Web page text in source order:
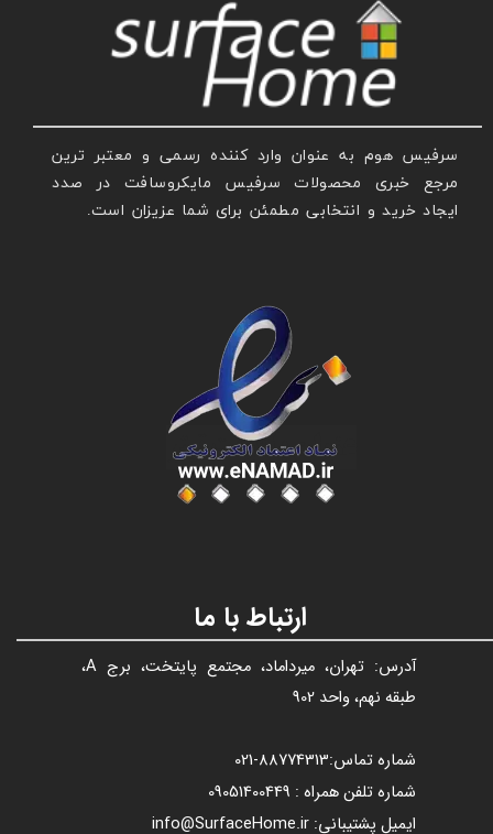
سرفیس هوم به عنوان وارد کننده رسمی و معتبر ترین
مرجع خبری محصولات سرفیس مایکروسافت در صدد
ایجاد خرید و انتخابی مطمئن برای شما عزیزان است.
عنوان با فونت تیتر
آدرس: تهران، میرداماد، مجتمع پایتخت، برج A،
طبقه نهم، واحد 902
شماره تماس:88774313​​​​​​​
-021​​​​​​​
شماره تلفن همراه : 09051400449
ایمیل پشتیبانی: info@SurfaceHome.ir
ارتباط با ما